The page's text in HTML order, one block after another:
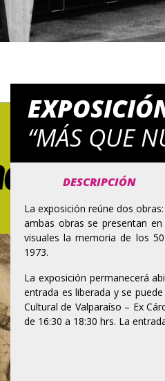
“MÁS QUE
DESCRIPCIÓN
La exposición reúne dos
ambas obras se presentan
visuales la memoria de los
1973.
La exposición permanecerá
entrada es liberada y se
Cultural de Valparaíso – Ex
de 16:30 a 18:30 hrs. La